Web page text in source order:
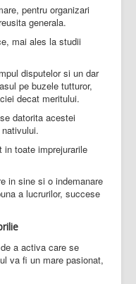
pentru organizari
generala.
mai ales la studii
disputelor si un dar
pe buzele tutturor,
decat meritului.
datorita acestei
in toate imprejurarile
in sine si o indemanare
a lucrurilor, succese
a activa care se
va fi un mare pasionat,